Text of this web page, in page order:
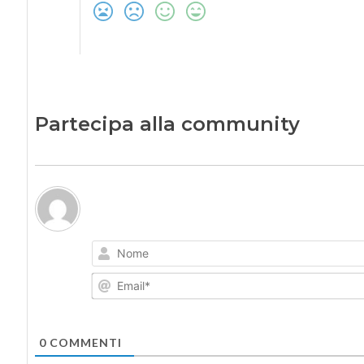
Partecipa alla community
0COMMENTI